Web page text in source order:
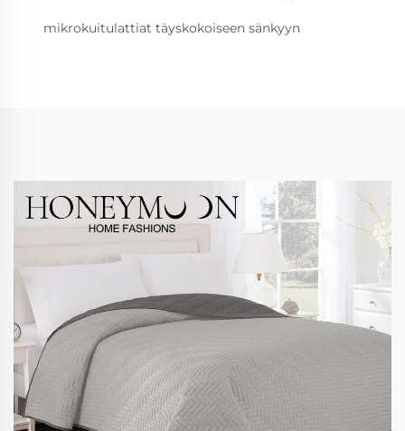
mikrokuitulattiat täyskokoiseen sänkyyn